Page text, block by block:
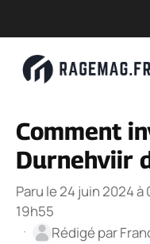
Comment
Durnehviir
Paru le 24 juin 2024 à
19h55
·
Rédigé par